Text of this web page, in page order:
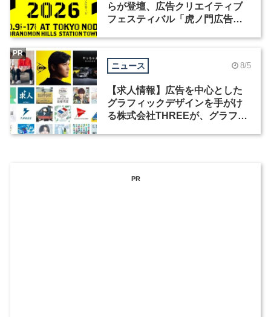
らが登壇、広告クリエイティブ
フェスティバル「虎ノ門広告
ニュース 8/5
【求人情報】広告を中心とした
グラフィックデザインを手がけ
る株式会社THREEが、グラフィ
PR
PR